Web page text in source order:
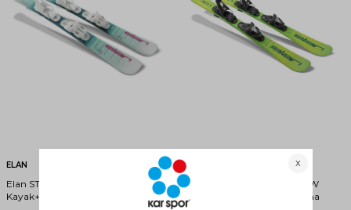
ELAN
Elan STARR JR SHIFT Çocuk Kayak
Kayak+Bağlama
ELAN
Elan JETT JR SHIFT EL 4.5 GW
Çocuk Kayak Kayak+Bağlama